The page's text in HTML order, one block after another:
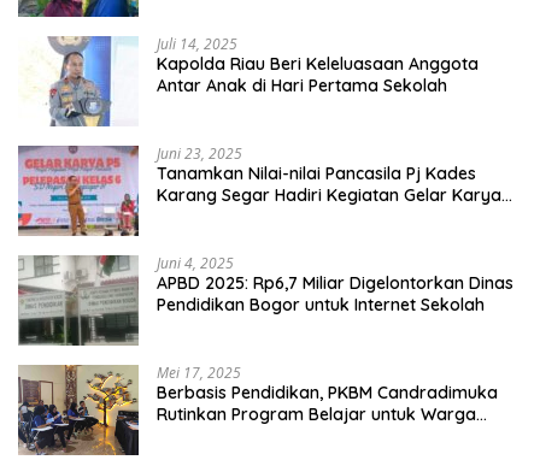
Juli 14, 2025
Kapolda Riau Beri Keleluasaan Anggota
Antar Anak di Hari Pertama Sekolah
Juni 23, 2025
Tanamkan Nilai-nilai Pancasila Pj Kades
Karang Segar Hadiri Kegiatan Gelar Karya
Juni 4, 2025
APBD 2025: Rp6,7 Miliar Digelontorkan Dinas
Pendidikan Bogor untuk Internet Sekolah
Mei 17, 2025
Berbasis Pendidikan, PKBM Candradimuka
Rutinkan Program Belajar untuk Warga